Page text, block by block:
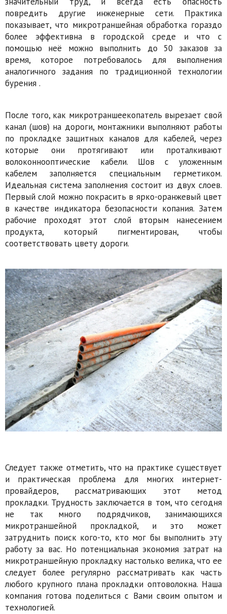
повредить другие инженерные сети. Практика
показывает, что микротраншейная обработка гораздо
более эффективна в городской среде и что с
помощью неё можно выполнить до 50 заказов за
время, которое потребовалось для выполнения
аналогичного задания по традиционной технологии
бурения .
После того, как микротраншеекопатель вырезает свой
канал (шов) на дороги, монтажники выполняют работы
по прокладке защитных каналов для кабелей, через
которые они протягивают или проталкивают
волоконнооптические кабели. Шов с уложенным
кабелем заполняется специальным герметиком.
Идеальная система заполнения состоит из двух слоев.
Первый слой можно покрасить в ярко-оранжевый цвет
в качестве индикатора безопасности копания. Затем
рабочие проходят этот слой вторым нанесением
продукта, который пигментирован, чтобы
соответствовать цвету дороги.
Следует также отметить, что на практике существует
и практическая проблема для многих интернет-
провайдеров, рассматривающих этот метод
прокладки. Трудность заключается в том, что сегодня
не так много подрядчиков, занимающихся
микротраншейной прокладкой, и это может
затруднить поиск кого-то, кто мог бы выполнить эту
работу за вас. Но потенциальная экономия затрат на
микротраншейную прокладку настолько велика, что ее
следует более регулярно рассматривать как часть
любого крупного плана прокладки оптоволокна. Наша
компания готова поделиться с Вами своим опытом и
технологией.